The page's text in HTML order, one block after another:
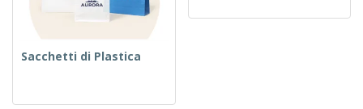
Sacchetti di Plastica